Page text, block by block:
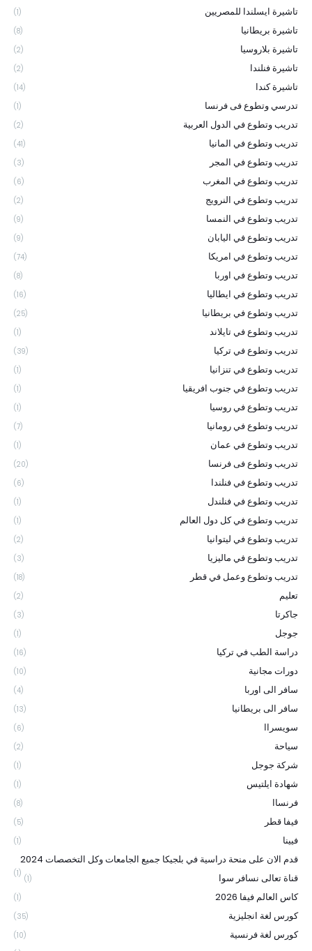
تاشيرة ايسلندا للمصريين (1)
تاشيرة بريطانيا (8)
تاشيرة بلاروسيا (2)
تاشيرة فنلندا (2)
تاشيرة كندا (14)
تدرسي وتطوع فى فرنسا (1)
تدريب وتطوع في الدول العربية (2)
تدريب وتطوع في المانيا (41)
تدريب وتطوع في المجر (3)
تدريب وتطوع في المغرب (6)
تدريب وتطوع في النرويج (2)
تدريب وتطوع في النمسا (9)
تدريب وتطوع في اليابان (9)
تدريب وتطوع في امريكا (74)
تدريب وتطوع في اوربا (8)
تدريب وتطوع في ايطاليا (16)
تدريب وتطوع في بريطانيا (25)
تدريب وتطوع في تايلاند (1)
تدريب وتطوع في تركيا (39)
تدريب وتطوع في تنزانيا (1)
تدريب وتطوع في جنوب افريقيا (1)
تدريب وتطوع في روسيا (1)
تدريب وتطوع في رومانيا (7)
تدريب وتطوع في عمان (1)
تدريب وتطوع فى فرنسا (20)
تدريب وتطوع في فنلندا (6)
تدريب وتطوع في فنلندل (1)
تدريب وتطوع في كل دول العالم (1)
تدريب وتطوع في ليتوانيا (2)
تدريب وتطوع في ماليزيا (3)
تدريب وتطوع وعمل في قطر (18)
تعليم (2)
جاكرتا (3)
جوجل (1)
دراسة الطب في تركيا (16)
دورات مجانية (10)
سافر الى اوربا (4)
سافر الى بريطانيا (13)
سويسراا (6)
سياحة (2)
شركة جوجل (1)
شهادة ايلتيس (1)
فرنساا (8)
فيفا قطر (5)
فيينا (1)
قدم الان على منحة دراسية في بلجيكا جميع الجامعات وكل التخصصات 2024
(1) قناة تعالى نسافر سوا (1)
كاس العالم فيفا 2026 (1)
كورس لغة انجليزية (35)
كورس لغة فرنسية (10)